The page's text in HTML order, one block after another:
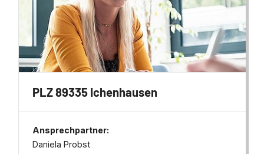
PLZ 89335 Ichenhausen
Ansprechpartner:
Daniela Probst